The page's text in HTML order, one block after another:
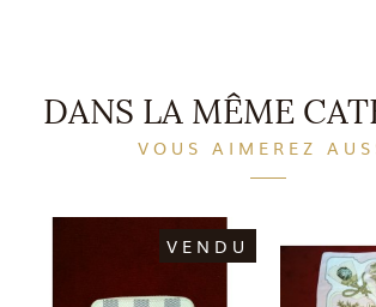
DANS LA MÊME
VOUS AIMEREZ
VENDU